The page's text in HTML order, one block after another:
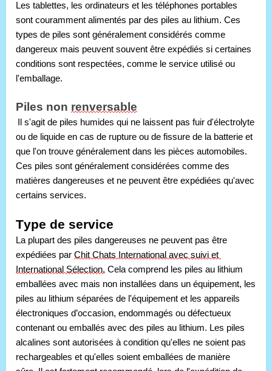
Les tablettes, les ordinateurs et les téléphones portables
sont couramment alimentés par des piles au lithium. Ces
types de piles sont généralement considérés comme
dangereux mais peuvent souvent être expédiés si certaines
conditions sont respectées, comme le service utilisé ou
l'emballage.
Piles non renversable
Il s'agit de piles humides qui ne laissent pas fuir d'électrolyte
ou de liquide en cas de rupture ou de fissure de la batterie et
que l'on trouve généralement dans les pièces automobiles.
Ces piles sont généralement considérées comme des
matières dangereuses et ne peuvent être expédiées qu'avec
certains services.
Type de service
La plupart des piles dangereuses ne peuvent pas être
expédiées par Chit Chats International avec suivi et
International Sélection. Cela comprend les piles au lithium
emballées avec mais non installées dans un équipement, les
piles au lithium séparées de l'équipement et les appareils
électroniques d’occasion, endommagés ou défectueux
contenant ou emballés avec des piles au lithium. Les piles
alcalines sont autorisées à condition qu'elles ne soient pas
rechargeables et qu'elles soient emballées de manière